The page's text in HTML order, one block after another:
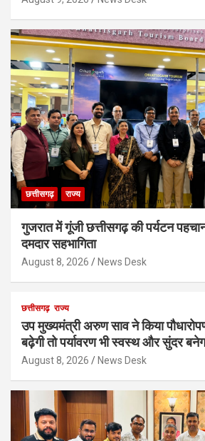
छत्तीसगढ़ राज्य
गुजरात में गूंजी छत्तीसगढ़ की पर्यटन
दमदार सहभागिता
August 8, 2026 News Desk
छत्तीसगढ़ राज्य
उप मुख्यमंत्री अरुण साव ने किया
बढ़ेगी तो पर्यावरण भी स्वस्थ और सुंदर
August 8, 2026 News Desk